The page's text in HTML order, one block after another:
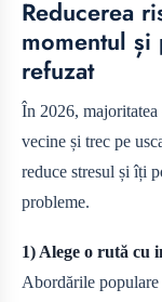
Reducerea
momentul și
refuzat
În 2026,
vecine și trec pe
reduce stresul și îți
probleme.
1) Alege o rută cu
Abordările